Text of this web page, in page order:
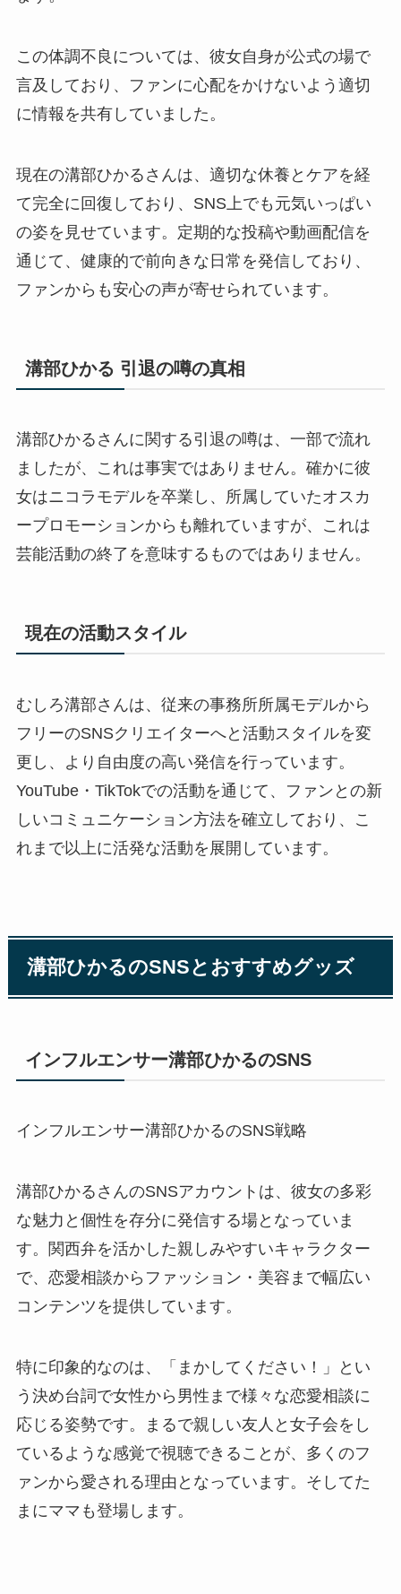
この体調不良については、彼女自身が公式の場で
言及しており、ファンに心配をかけないよう適切
に情報を共有していました。
現在の溝部ひかるさんは、適切な休養とケアを経
て完全に回復しており、SNS上でも元気いっぱい
の姿を見せています。定期的な投稿や動画配信を
通じて、健康的で前向きな日常を発信しており、
ファンからも安心の声が寄せられています。
溝部ひかる 引退の噂の真相
溝部ひかるさんに関する引退の噂は、一部で流れ
ましたが、これは事実ではありません。確かに彼
女はニコラモデルを卒業し、所属していたオスカ
ープロモーションからも離れていますが、これは
芸能活動の終了を意味するものではありません。
現在の活動スタイル
むしろ溝部さんは、従来の事務所所属モデルから
フリーのSNSクリエイターへと活動スタイルを変
更し、より自由度の高い発信を行っています。
YouTube・TikTokでの活動を通じて、ファンとの新
しいコミュニケーション方法を確立しており、こ
れまで以上に活発な活動を展開しています。
溝部ひかるのSNSとおすすめグッズ
インフルエンサー溝部ひかるのSNS
インフルエンサー溝部ひかるのSNS戦略
溝部ひかるさんのSNSアカウントは、彼女の多彩
な魅力と個性を存分に発信する場となっていま
す。関西弁を活かした親しみやすいキャラクター
で、恋愛相談からファッション・美容まで幅広い
コンテンツを提供しています。
特に印象的なのは、「まかしてください！」とい
う決め台詞で女性から男性まで様々な恋愛相談に
応じる姿勢です。まるで親しい友人と女子会をし
ているような感覚で視聴できることが、多くのフ
ァンから愛される理由となっています。そしてた
まにママも登場します。